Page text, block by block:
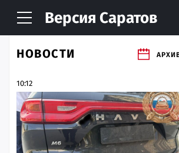
Версия Саратов
НОВОСТИ
10:12